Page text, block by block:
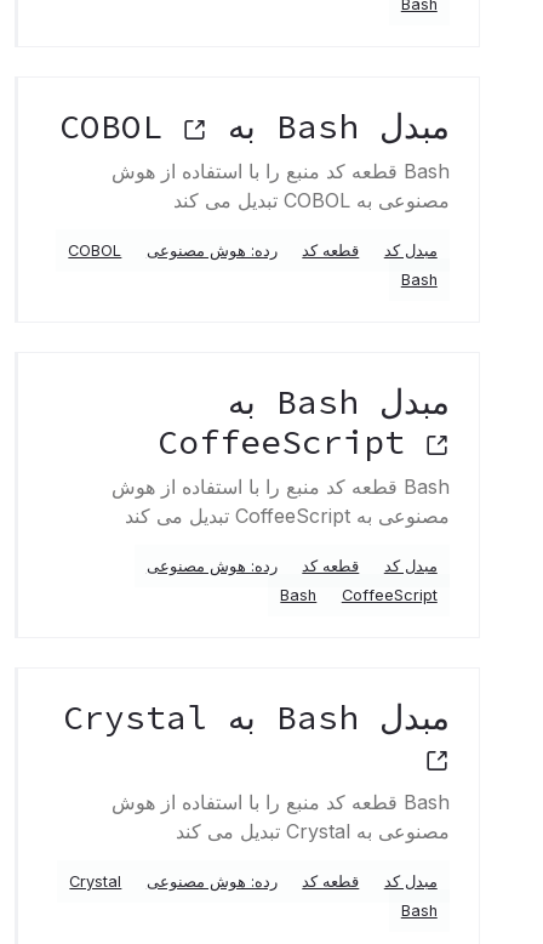
Bash
مبدل Bash به COBOL
Bash قطعه کد منبع را با استفاده از هوش
مصنوعی به COBOL تبدیل می کند
مبدل کد قطعه کد رده: هوش مصنوعی
COBOL
Bash
مبدل Bash به
CoffeeScript
Bash قطعه کد منبع را با استفاده از هوش
مصنوعی به CoffeeScript تبدیل می کند
مبدل کد قطعه کد
رده: هوش مصنوعی
CoffeeScript
Bash
مبدل Bash به Crystal
Bash قطعه کد منبع را با استفاده از هوش
مصنوعی به Crystal تبدیل می کند
مبدل کد قطعه کد رده: هوش مصنوعی
Crystal
Bash